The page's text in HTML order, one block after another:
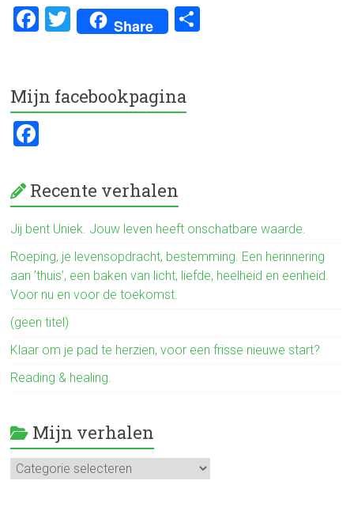
F
b
o
T
wi
er
Share
Mijn facebookpagina
ce
b
o
ok
Recente verhalen
Jij bent Uniek. Jouw leven heeft onschatbare waarde.
Roeping, je levensopdracht, bestemming. Een herinnering
aan ’thuis’, een baken van licht, liefde, heelheid en eenheid.
Voor nu en voor de toekomst.
(geen titel)
Klaar om je pad te herzien, voor een frisse nieuwe start?
Reading & healing.
Mijn verhalen
Mijn
verhalen